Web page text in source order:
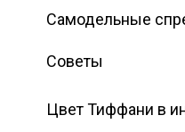
Самодельные
Советы
Цвет Тиффани в